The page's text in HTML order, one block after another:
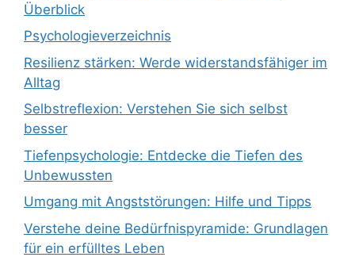
Überblick
Psychologieverzeichnis
Resilienz stärken: Werde widerstandsfähiger im
Alltag
Selbstreflexion: Verstehen Sie sich selbst
besser
Tiefenpsychologie: Entdecke die Tiefen des
Unbewussten
Umgang mit Angststörungen: Hilfe und Tipps
Verstehe deine Bedürfnispyramide: Grundlagen
für ein erfülltes Leben